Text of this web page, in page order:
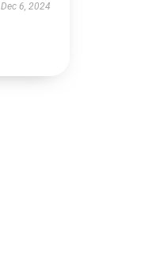
Dec 6, 2024